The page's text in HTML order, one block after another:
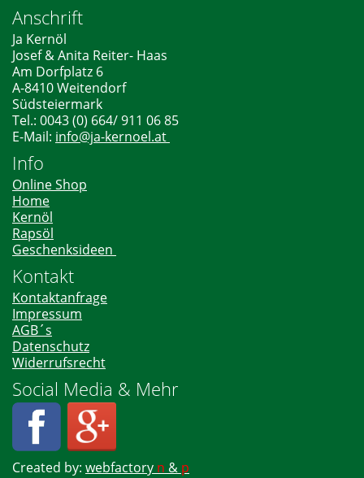
Anschrift
Ja Kernöl
Josef & Anita Reiter- Haas
Am Dorfplatz 6
A-8410 Weitendorf
Südsteiermark
Tel.: 0043 (0) 664/ 911 06 85
E-Mail: info@ja-kernoel.at
Info
Online Shop
Home
Kernöl
Rapsöl
Geschenksideen
Kontakt
Kontaktanfrage
Impressum
AGB´s
Datenschutz
Widerrufsrecht
Social Media & Mehr
Created by: webfactory n & p